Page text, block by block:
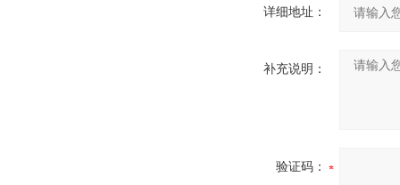
详细地址：
补充说明：
验证码：